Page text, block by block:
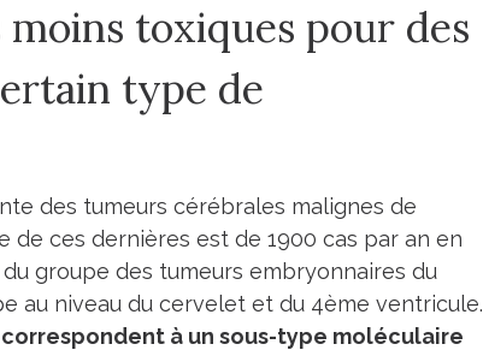
toxiques pour des
type de
des tumeurs cérébrales malignes de
de ces dernières est de 1900 cas par an en
groupe des tumeurs embryonnaires du
au niveau du cervelet et du 4ème ventricule.
correspondent à un sous-type moléculaire